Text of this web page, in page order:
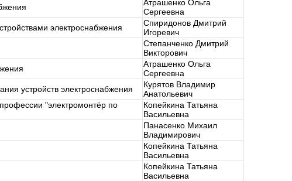
Атрашенко Ольга
Сергеевна
электроснабжения
Спиридонов Дмитрий
Игоревич
Степанченко Дмитрий
Викторович
Атрашенко Ольга
Сергеевна
устройств электроснабжения
Курятов Владимир
Анатольевич
"электромонтёр по
Копейкина Татьяна
Васильевна
Панасенко Михаил
Владимирович
Копейкина Татьяна
Васильевна
Копейкина Татьяна
Васильевна